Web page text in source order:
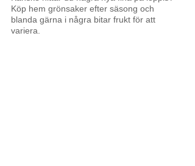
Köp hem grönsaker efter säsong och
blanda gärna i några bitar frukt för att
variera.